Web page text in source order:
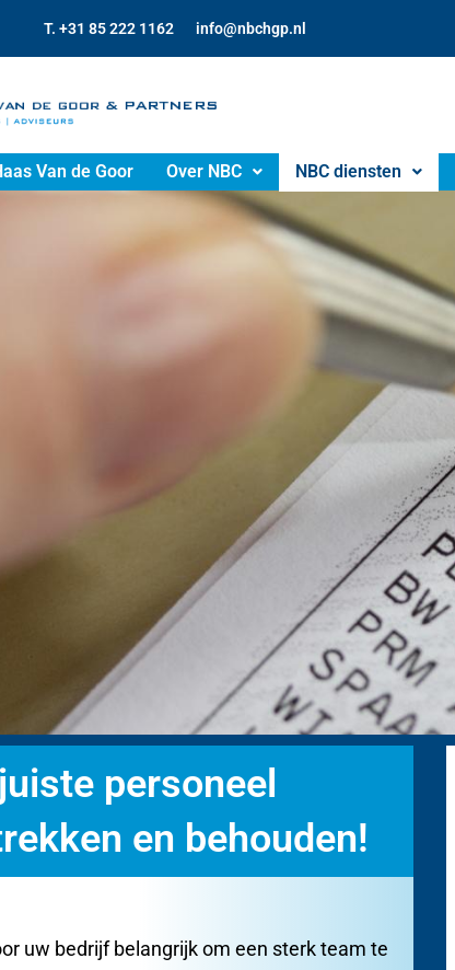
T. +31 85 222 1162 info@nbchgp.nl
Van de Goor Over NBC NBC diensten
personeel
en behouden!
uw bedrijf belangrijk om een sterk team te